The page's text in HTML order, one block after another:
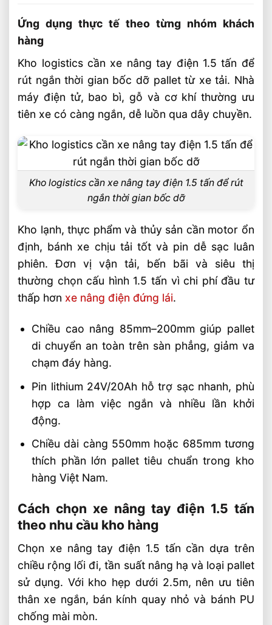
Ứng dụng thực tế theo từng nhóm khách
hàng
Kho logistics cần xe nâng tay điện 1.5 tấn để
rút ngắn thời gian bốc dỡ pallet từ xe tải. Nhà
máy điện tử, bao bì, gỗ và cơ khí thường ưu
tiên xe có càng ngắn, dễ luồn qua dây chuyền.
Kho logistics cần xe nâng tay điện 1.5 tấn để rút
ngắn thời gian bốc dỡ
Kho lạnh, thực phẩm và thủy sản cần motor ổn
định, bánh xe chịu tải tốt và pin dễ sạc luân
phiên. Đơn vị vận tải, bến bãi và siêu thị
thường chọn cấu hình 1.5 tấn vì chi phí đầu tư
thấp hơn xe nâng điện đứng lái.
Chiều cao nâng 85mm–200mm giúp pallet
di chuyển an toàn trên sàn phẳng, giảm va
chạm đáy hàng.
Pin lithium 24V/20Ah hỗ trợ sạc nhanh, phù
hợp ca làm việc ngắn và nhiều lần khởi
động.
Chiều dài càng 550mm hoặc 685mm tương
thích phần lớn pallet tiêu chuẩn trong kho
hàng Việt Nam.
Cách chọn xe nâng tay điện 1.5 tấn
theo nhu cầu kho hàng
Chọn xe nâng tay điện 1.5 tấn cần dựa trên
chiều rộng lối đi, tần suất nâng hạ và loại pallet
sử dụng. Với kho hẹp dưới 2.5m, nên ưu tiên
thân xe ngắn, bán kính quay nhỏ và bánh PU
chống mài mòn.